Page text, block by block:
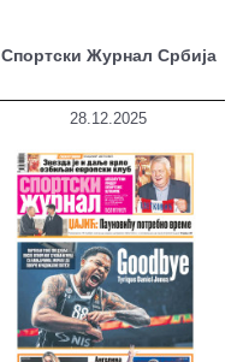
Спортски Журнал Србија
28.12.2025